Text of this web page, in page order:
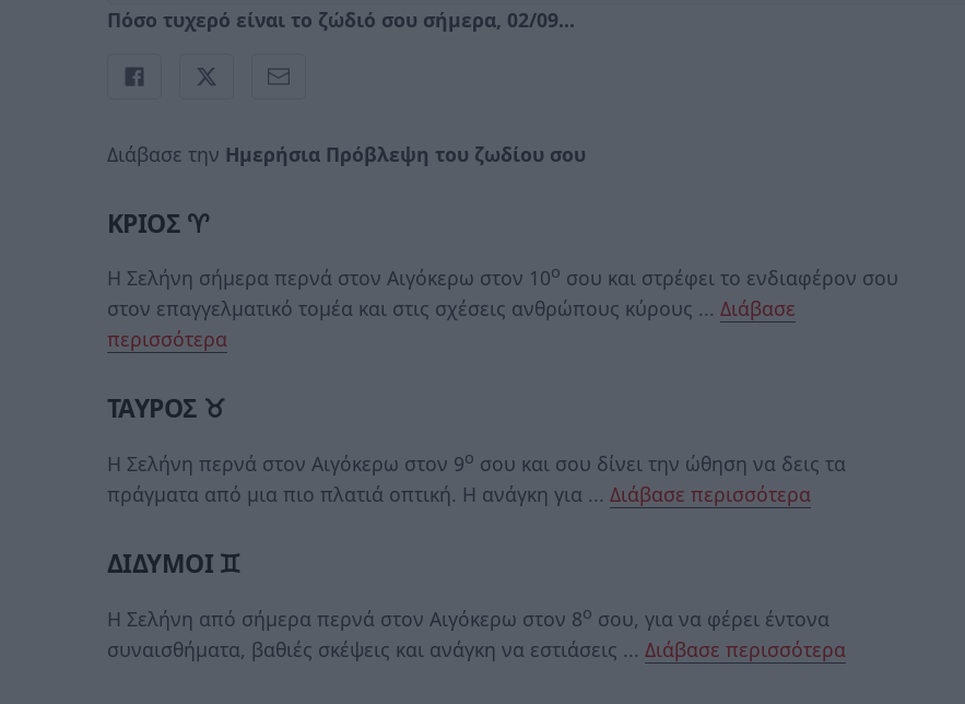
Πόσο τυχερό είναι το ζώδιό σου σήμερα, 02/09...
Διάβασε την Ημερήσια Πρόβλεψη του ζωδίου σου
ΚΡΙΟΣ ♈
Η Σελήνη σήμερα περνά στον Αιγόκερω στον 10ο σου και στρέφει το ενδιαφέρον σου
στον επαγγελματικό τομέα και στις σχέσεις ανθρώπους κύρους ... Διάβασε
περισσότερα
ΤΑΥΡΟΣ ♉
Η Σελήνη περνά στον Αιγόκερω στον 9ο σου και σου δίνει την ώθηση να δεις τα
πράγματα από μια πιο πλατιά οπτική. Η ανάγκη για ... Διάβασε περισσότερα
ΔΙΔΥΜΟΙ ♊
Η Σελήνη από σήμερα περνά στον Αιγόκερω στον 8ο σου, για να φέρει έντονα
συναισθήματα, βαθιές σκέψεις και ανάγκη να εστιάσεις ... Διάβασε περισσότερα